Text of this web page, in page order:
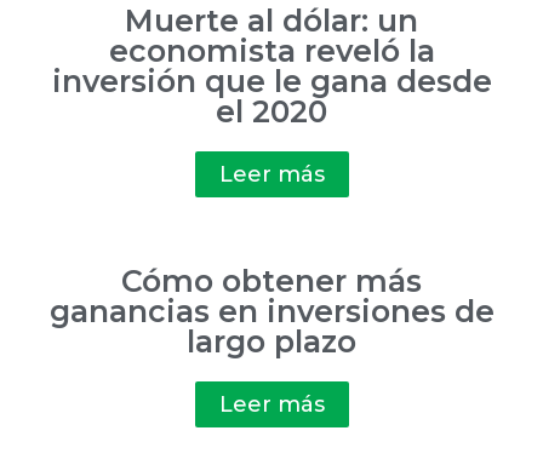
Muerte al dólar: un
economista reveló la
inversión que le gana desde
el 2020
Leer más
Cómo obtener más
ganancias en inversiones de
largo plazo
Leer más